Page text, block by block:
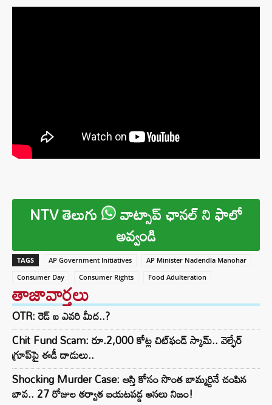
NTV తెలుగు వాట్సాప్ ఛానల్ ని ఫాలో
అవ్వండి
TAGS AP Government Initiatives
AP Minister Nadendla Manohar
Consumer Day
Consumer Rights Food Adulteration
తాజావార్తలు
OTR: రెడ్ ఐ ఎవరి మీద..?
Chit Fund Scam: రూ.2,000 కోట్ల చిట్‌ఫండ్ స్కామ్.. వెల్ఫేర్
గ్రూప్‌పై ఈడీ దాడులు..
Shocking Murder Case: ఆస్తి కోసం సొంత బామ్మర్దినే చంపిన
బావ.. 27 రోజుల తర్వాత బయటపడ్డ అసలు నిజం!